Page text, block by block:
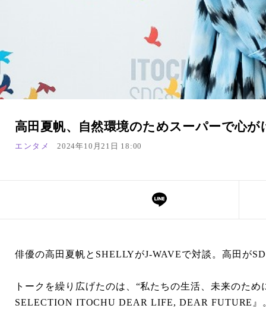
高田夏帆、自然環境のためスーパーで心
エンタメ 2024年10月21日 18:00
俳優の高田夏帆とSHELLYがJ-WAVEで対談。高田が
トークを繰り広げたのは、“私たちの生活、未来のた
SELECTION ITOCHU DEAR LIFE, DEAR FUTURE』